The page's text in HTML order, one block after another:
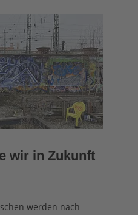
wir in Zukunft
werden nach